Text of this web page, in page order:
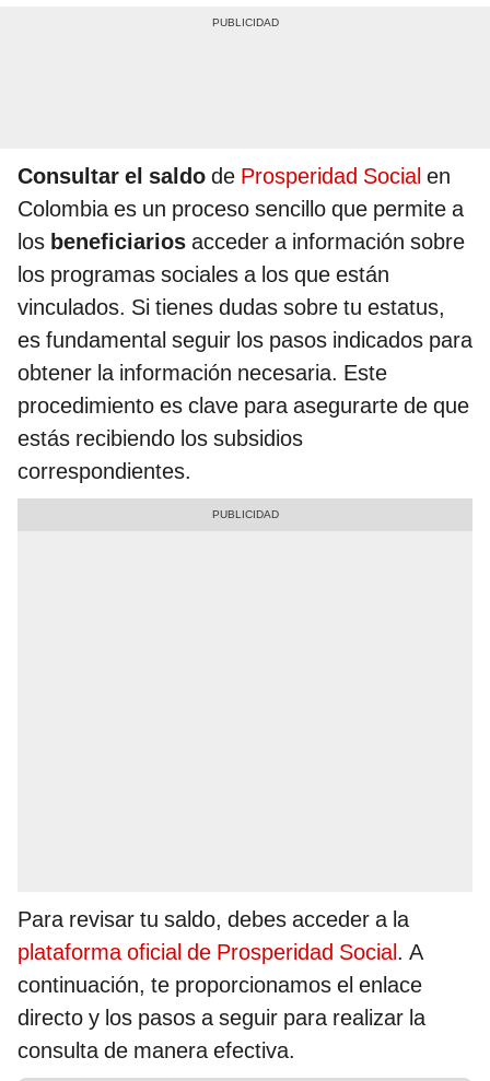
Consultar el saldo de Prosperidad Social en
Colombia es un proceso sencillo que permite a
los beneficiarios acceder a información sobre
los programas sociales a los que están
vinculados. Si tienes dudas sobre tu estatus,
es fundamental seguir los pasos indicados para
obtener la información necesaria. Este
procedimiento es clave para asegurarte de que
estás recibiendo los subsidios
correspondientes.
Para revisar tu saldo, debes acceder a la
plataforma oficial de Prosperidad Social. A
continuación, te proporcionamos el enlace
directo y los pasos a seguir para realizar la
consulta de manera efectiva.